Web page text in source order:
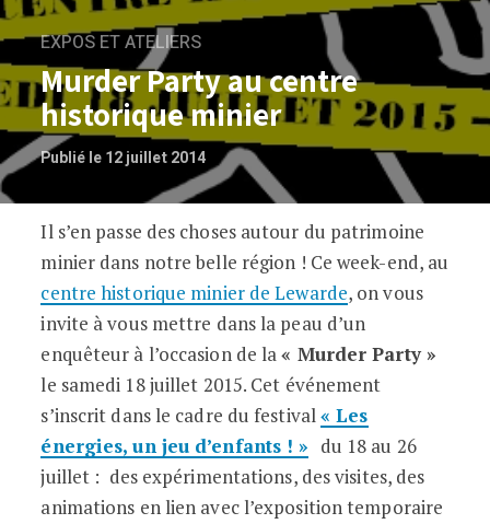
EXPOS ET ATELIERS
Murder Party au centre
historique minier
Publié le 12 juillet 2014
Murder Party au centre historique
Il s’en passe des choses autour du patrimoine
minier dans notre belle région ! Ce week-end, au
centre historique minier de Lewarde, on vous
invite à vous mettre dans la peau d’un
enquêteur à l’occasion de la« Murder Party »
le samedi 18 juillet 2015. Cet événement
s’inscrit dans le cadre du festival« Les
énergies, un jeu d’enfants ! » du 18 au 26
juillet : des expérimentations, des visites, des
animations en lien avec l’exposition temporaire